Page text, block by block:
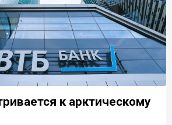
к арктическому